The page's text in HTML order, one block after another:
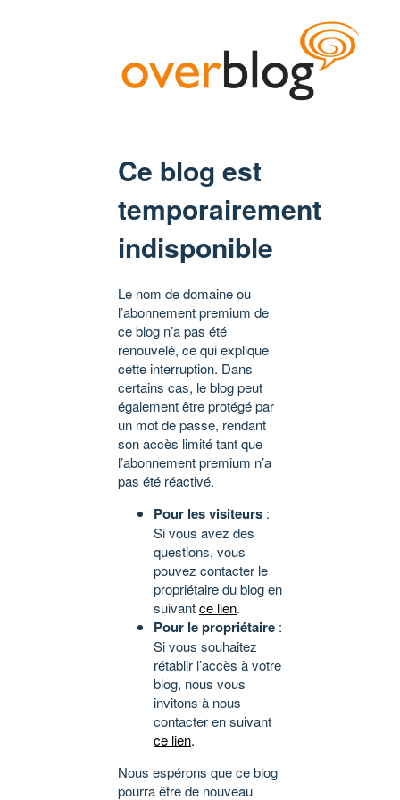
Ce blog est
temporairement
indisponible
Le nom de domaine ou
l’abonnement premium de
ce blog n’a pas été
renouvelé, ce qui explique
cette interruption. Dans
certains cas, le blog peut
également être protégé par
un mot de passe, rendant
son accès limité tant que
l’abonnement premium n’a
pas été réactivé.
Pour les visiteurs :
Si vous avez des
questions, vous
pouvez contacter le
propriétaire du blog en
suivantce lien.
Pour le propriétaire :
Si vous souhaitez
rétablir l’accès à votre
blog, nous vous
invitons à nous
contacter en suivant
ce lien.
Nous espérons que ce blog
pourra être de nouveau